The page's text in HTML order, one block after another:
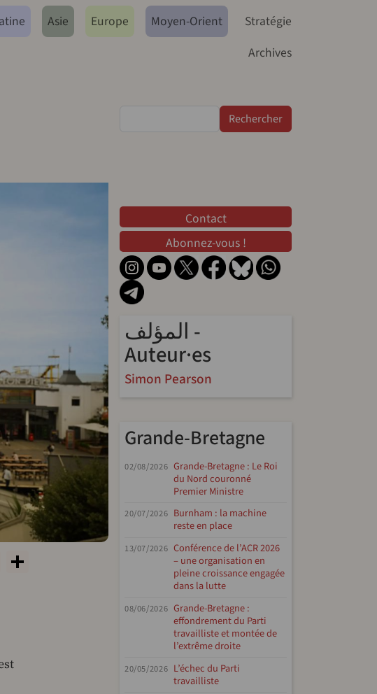
Asie Europe Moyen-Orient
Stratégie
Archives
PrintFriendly
Contact
Abonnez-vous !
المؤلف -
Auteur·es
Simon Pearson
Grande-Bretagne
02/08/2026 Grande-Bretagne : Le Roi
du Nord couronné
Premier Ministre
20/07/2026 Burnham : la machine
reste en place
13/07/2026 Conférence de l’ACR 2026
– une organisation en
pleine croissance engagée
dans la lutte
08/06/2026 Grande-Bretagne :
effondrement du Parti
travailliste et montée de
l’extrême droite
20/05/2026 L’échec du Parti
travailliste